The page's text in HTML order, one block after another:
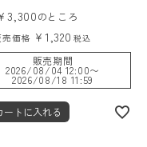
3,300のところ
価格 ¥ 1,320 税込
販売期間
2026/08/04 12:00〜
2026/08/18 11:59
ートに入れる